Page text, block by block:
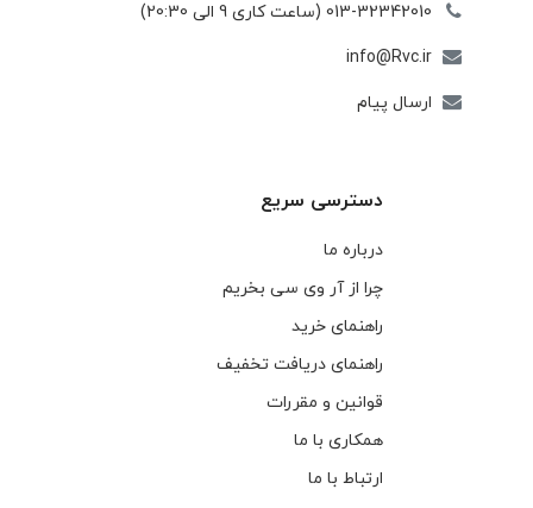
013-32342010 (ساعت کاری 9 الی 20:30)
info@Rvc.ir
ارسال پیام
دسترسی سریع
درباره ما
چرا از آر وی سی بخریم
راهنمای خرید
راهنمای دریافت تخفیف
قوانین و مقررات
همکاری با ما
ارتباط با ما